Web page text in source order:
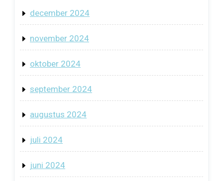
december 2024
november 2024
oktober 2024
september 2024
augustus 2024
juli 2024
juni 2024